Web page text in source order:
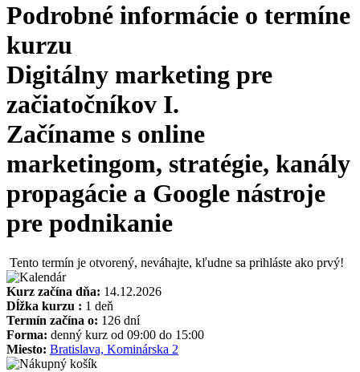
Podrobné informácie o termíne
kurzu
Digitálny marketing pre
začiatočníkov I.
Začíname s online
marketingom, stratégie, kanály
propagácie a Google nástroje
pre podnikanie
Tento termín je otvorený, neváhajte, kľudne sa prihláste ako prvý!
Kurz začína dňa: 14.12.2026
Dĺžka kurzu : 1 deň
Termín začína o: 126 dní
Forma: denný kurz od 09:00 do 15:00
Miesto: Bratislava, Kominárska 2